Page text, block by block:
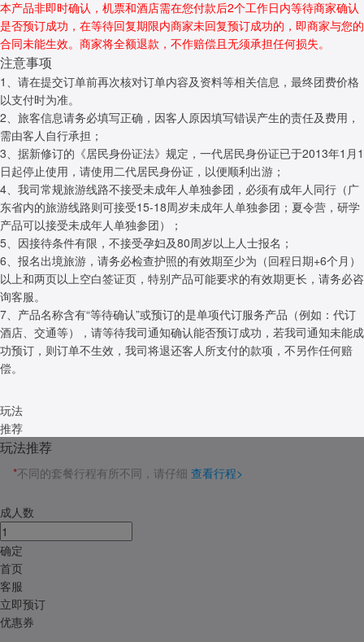
本产品非即时确认，机票和酒店需在您付款后2个工作日内等待商家确认
是否预订成功，在等待回复期限内商家未回复预订成功的，即商家与您的
合同未能生效。商家将全额退款，不作赔偿且无须承担任何损失。
注意事项
1、请在提交订单前再次核对订单内容及资料等相关信息，最终团费价格
以支付时为准。
2、旅客信息请务必填写正确，因客人原因填写错误产生的责任及费用，
需由客人自行承担；
3、据新修订的《居民身份证法》规定，一代居民身份证已于2013年1月1
日起停止使用，请使用二代居民身份证，以便顺利出游；
4、我司常规旅游线路不接受未成年人单独参团，必须有成年人同行（广
东省内的旅游线路则可接受15-18周岁未成年人单独参团；夏令营，研学
产品可以接受未成年人单独参团）；
5、因接待条件有限，不接受孕妇及80周岁以上人士报名；
6、报名出境旅游，请务必检查护照的有效期至少为（回程日期+6个月）
以上和两页以上空白签证页，特别产品可能要求的有效期更长，请务必咨
询客服。
7、产品名称含有“等待确认”或预订的是单项代订服务产品（例如：代订
酒店、交通等），请等待我司通知确认能否预订成功，若我司通知未能成
功预订，则订单不生效，我司将退还客人所支付的款项，不另作任何赔
偿。
玩法
推荐
玩法推荐
*不同的套餐行程有所不同，请仔细 查看行程>
成人数
确定
首页
客服
立即预订
优惠券